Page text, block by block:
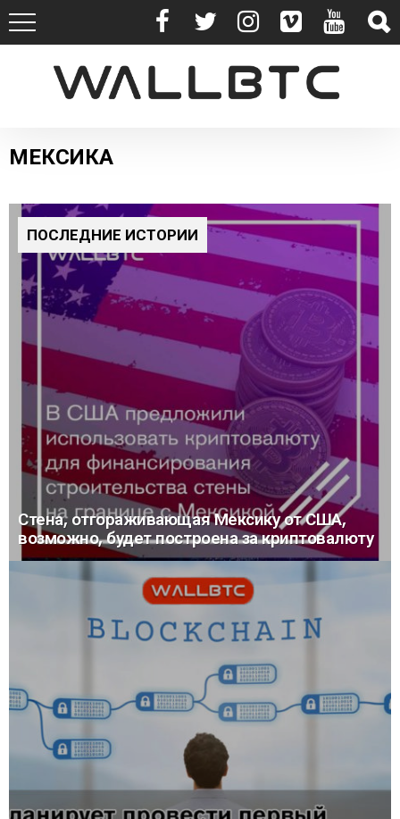
МЕКСИКА
ПОСЛЕДНИЕ ИСТОРИИ
Стена, отгораживающая Мексику от США,
возможно, будет построена за криптовалюту